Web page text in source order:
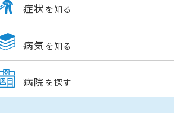
症状 を知る
病気 を知る
病院 を探す